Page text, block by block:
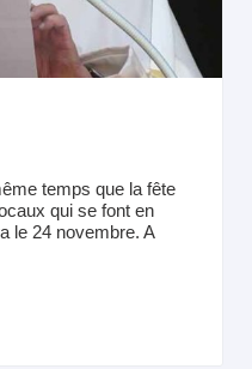
temps que la fête
qui se font en
le 24 novembre. A